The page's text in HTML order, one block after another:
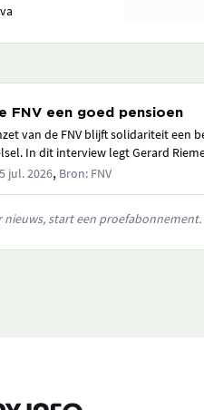
FNV een goed pensioen
van de FNV blijft solidariteit een
In dit interview legt Gerard
jul. 2026, Bron: FNV
nieuws, start een proefabonnement.